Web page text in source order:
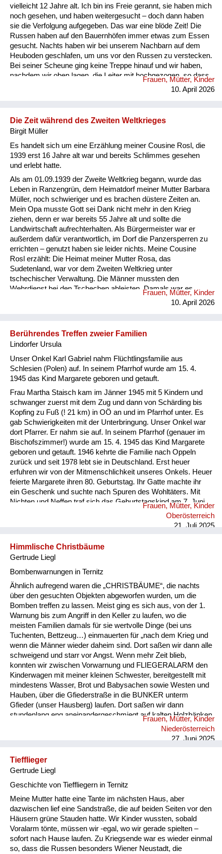
vielleicht 12 Jahre alt. Ich bin ins Freie gerannt, sie haben mich
noch gesehen, und haben weitergesucht – doch dann haben
sie die Verfolgung aufgegeben. Das war eine blöde Zeit! Die
Russen haben auf den Bauernhöfen immer etwas zum Essen
gesucht. Nachts haben wir bei unserem Nachbarn auf dem
Heuboden geschlafen, um uns vor den Russen zu verstecken.
Bei seiner Scheune ging keine Treppe hinauf und wir haben,
nachdem wir oben lagen, die Leiter mit hochgezogen, so dass
niemand zu uns hinaufkommen konnte. Dann waren die
Russen haben uns überall gesucht und immer wieder
geschrien: „Wo ist Matka“? (Wo ist das Mädchen?) Dann
haben sie die Schränke vorg...
Frauen, Mütter, Kinder
10. April 2026
Die Zeit während des Zweiten Weltkrieges
Birgit Müller
Es handelt sich um eine Erzählung meiner Cousine Rosl, die
1939 erst 16 Jahre alt war und bereits Schlimmes gesehen
und erlebt hatte.
Als am 01.09.1939 der Zweite Weltkrieg begann, wurde das
Leben in Ranzengrün, dem Heimatdorf meiner Mutter Barbara
Müller, noch schwieriger und es brachen düstere Zeiten an.
Mein Opa musste Gott sei Dank nicht mehr in den Krieg
ziehen, denn er war bereits 55 Jahre alt und sollte die
Landwirtschaft aufrechterhalten. Als Bürgermeister war er
außerdem dafür verantwortlich, im Dorf die Panzersperren zu
errichten – genutzt haben sie leider nichts. Meine Cousine
Rosl erzählt: Die Heimat meiner Mutter Rosa, das
Sudetenland, war vor dem Zweiten Weltkrieg unter
tschechischer Verwaltung. Die Männer mussten den
Wehrdienst bei den Tschechen ableisten. Damals war es
Vorschrift, dass ein Soldat vor dem 21. Lebensjahr nicht
verheiratet sein durfte, auch wenn er ein Kind hatte. Nach dem
Juni/Juli 1945 „Freiwild“ – die siegreichen Mächte konnten
über sie verfügen, wie über eine Ware. So kamen Russen oder
Tschechen und suchten junge M...
Frauen, Mütter, Kinder
10. April 2026
Berührendes Treffen zweier Familien
Lindorfer Ursula
Unser Onkel Karl Gabriel nahm Flüchtlingsfamilie aus
Schlesien (Polen) auf. In seinem Pfarrhof wurde am 15. 4.
1945 das Kind Margarete geboren und getauft.
Frau Martha Staisch kam im Jänner 1945 mit 5 Kindern und
schwanger zuerst mit dem Zug und dann von Schärding bis
Kopfing zu Fuß (! 21 km) in OÖ an und im Pfarrhof unter. Es
gab Schwierigkeiten mit der Unterbringung. Unser Onkel war
dort Pfarrer. Er nahm sie auf. In seinem Pfarrhof (genauer im
Bischofszimmer!) wurde am 15. 4. 1945 das Kind Margarete
geboren und getauft. 1946 kehrte die Familie nach Oppeln
zurück und seit 1978 lebt sie in Deutschland. Erst heuer
erfuhren wir von der Mitmenschlichkeit unseres Onkels. Heuer
feierte Margarete ihren 80. Geburtstag. Ihr Gatte machte ihr
ein Geschenk und suchte nach Spuren des Wohltäters. Mit
Nichten und Neffen traf sich das Geburtstagskind am 7. Juni
2025 an dessen Grab (Pfarre Rannariedl, Pühret 4143
Frauen, Mütter, Kinder
Oberösterreich
21. Juli 2025
Himmlische Christbäume
Gertrude Liegl
Bombenwarnungen in Ternitz
Ähnlich aufregend waren die „CHRISTBÄUME“, die nachts
über den gesuchten Objekten abgeworfen wurden, um die
Bomben treffen zu lassen. Meist ging es sich aus, von der 1.
Warnung bis zum Angriff in den Keller zu laufen, wo die
meisten Familien damals für sie wertvolle Dinge (bei uns
Tuchenten, Bettzeug…) einmauerten für „nach dem Krieg und
wenn die Männer wieder daheim sind. Dort saßen wir dann alle
schweigend und starr vor Angst. Wenn mehr Zeit blieb,
konnten wir zwischen Vorwarnung und FLIEGERALARM den
Kinderwagen mit meiner kleinen Schwester, bereitgestellt mit
mindestens Wasser, Brot und Babysachen sowie Westen und
Hauben, über die Gfiederstraße in die BUNKER unterm
Gfieder (unser Hausberg) laufen. Dort saßen wir dann
stundenlang eng aneinandergeschmiegt auf kalten Holzbänken
Bombeneinschläge in nächster Nähe überlebt, aber auf der
bombardiert.
Frauen, Mütter, Kinder
Niederösterreich
27. Juni 2025
Tiefflieger
Gertrude Liegl
Geschichte von Tieffliegern in Ternitz
Meine Mutter hatte eine Tante im nächsten Haus, aber
dazwischen lief eine Sandstraße, die auf beiden Seiten vor den
Häusern grüne Stauden hatte. Wir Kinder wussten, sobald
Voralarm tönte, müssen wir -egal, wo wir gerade spielten –
sofort nach Hause laufen. Zu Kriegsende war es wieder einmal
so, dass die Russen besonders Wiener Neustadt, die